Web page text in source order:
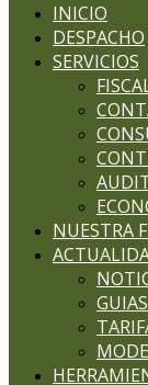
INICIO
DESPACHO
SERVICIOS
NUESTRA